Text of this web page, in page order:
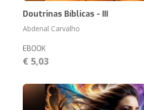
Doutrinas Bíblicas - III
Abdenal Carvalho
EBOOK
€ 5,03